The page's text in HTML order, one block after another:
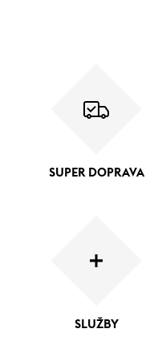
SUPER DOPRAVA
SLUŽBY